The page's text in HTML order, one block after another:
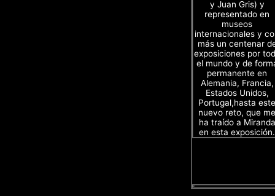
y Juan Gris) y
representado en
museos
internacionales y
más un centenar
exposiciones por
el mundo y de
permanente en
Alemania, Francia,
Estados Unidos,
Portugal,hasta este
nuevo reto, que me
ha traído a Miranda
en esta exposición.